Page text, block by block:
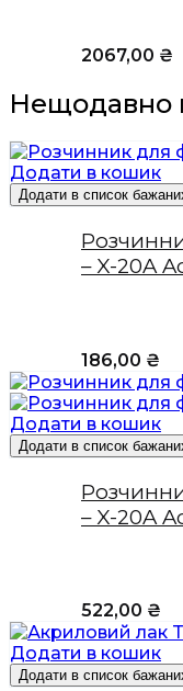
2067,00 ₴
Нещодавно
Додати в кошик
Додати в список
– X-20A
186,00 ₴
Додати в кошик
Додати в список
– X-20A
522,00 ₴
Додати в кошик
Додати в список